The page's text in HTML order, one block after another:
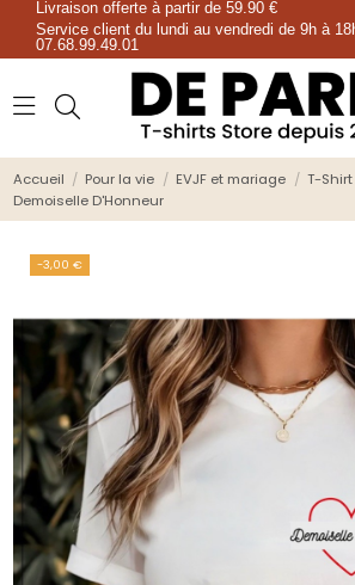
Livraison offerte à partir de 59.90 €
Service client du lundi au vendredi de 9h à
07.68.99.49.01
Accueil Pour la vie EVJF et mariage
T-
Demoiselle D'Honneur
-3,00 €